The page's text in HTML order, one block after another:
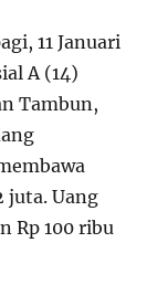
11 Januari
A (14)
Tambun,
juta. Uang
Rp 100 ribu